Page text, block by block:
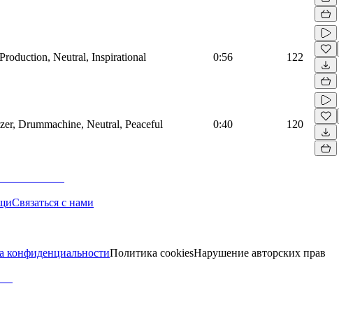
Neutral, Inspirational 0:56 122
Drummachine, Neutral, Peaceful 0:40 120
Связаться с нами
конфиденциальностиПолитика cookiesНарушение авторских прав